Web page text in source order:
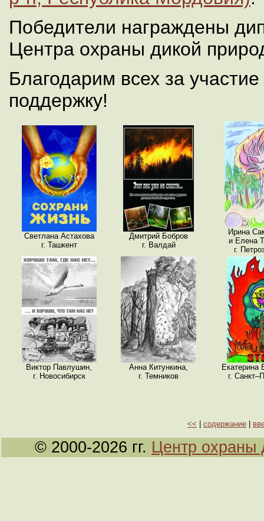
Победители награждены
Центра охраны дикой
Благодарим всех за
поддержку!
Светлана Астахова
г. Ташкент
Дмитрий Бобров
г. Валдай
Ирина
и Елена
г.
Виктор Павлушин,
г. Новосибирск
Анна Китункина,
г. Темников
Екатерина
г.
<< содержание
© 2000-2026 гг. Центр охраны